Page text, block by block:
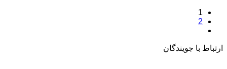
1
2
ارتباط با جویندگان